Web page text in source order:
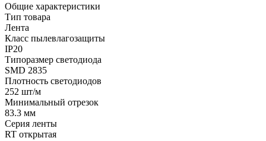
Общие характеристики
Тип товара
Лента
Класс пылевлагозащиты
IP20
Типоразмер светодиода
SMD 2835
Плотность светодиодов
252 шт/м
Минимальный отрезок
83.3 мм
Серия ленты
RT открытая